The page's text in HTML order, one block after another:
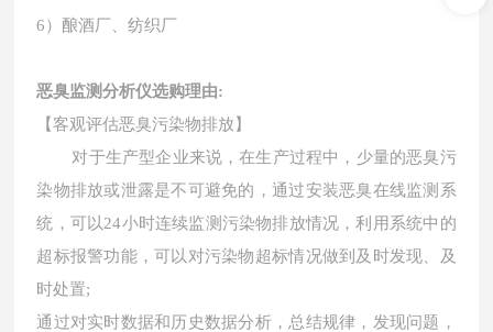
6）酿酒厂、纺织厂
恶臭监测分析仪选购理由:
【 客观评估恶臭污染物排放 】
对于生产型企业来说，在生产过程中，少量的恶臭污
染物排放或泄露是不可避免的，通过安装恶臭在线监测系
统，可以24小时连续监测污染物排放情况，利用系统中的
超标报警功能，可以对污染物超标情况做到及时发现、及
时处置;
通过对实时数据和历史数据分析，总结规律，发现问题，